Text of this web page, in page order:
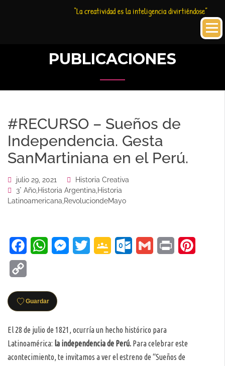
“La creatividad es la inteligencia divirtiéndose”
PUBLICACIONES
#RECURSO – Sueños de
Independencia. Gesta
SanMartiniana en el Perú.
julio 29, 2021
Historia Creativa
3° Año Historia Argentina Historia
Latinoamericana RevoluciondeMayo
FacebookWhatsAppMessenger
Twitter Google Outlook.com
Gmail Print
Guardar
El 28 de julio de 1821, ocurría un hecho histórico para
Latinoamérica: la independencia de Perú. Para celebrar este
acontecimiento, te invitamos a ver el estreno de “Sueños de